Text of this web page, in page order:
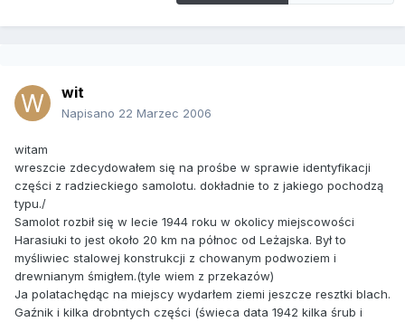
wit
Napisano 22 Marzec 2006
witam
wreszcie zdecydowałem się na prośbe w sprawie identyfikacji
części z radzieckiego samolotu. dokładnie to z jakiego pochodzą
typu./
Samolot rozbił się w lecie 1944 roku w okolicy miejscowości
Harasiuki to jest około 20 km na północ od Leżajska. Był to
myśliwiec stalowej konstrukcji z chowanym podwoziem i
drewnianym śmigłem.(tyle wiem z przekazów)
Ja polatachędąc na miejscy wydarłem ziemi jeszcze resztki blach.
Gaźnik i kilka drobntych części (świeca data 1942 kilka śrub i